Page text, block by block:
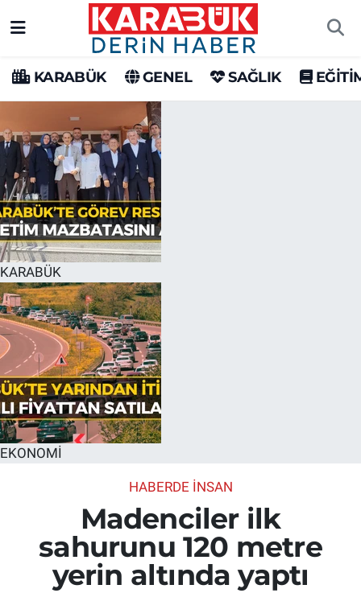
KARABÜK GENEL SAĞLIK
KARABÜK
EKONOMİ
HABERDE INSAN
Madenciler ilk
sahurunu 120 metre
yerin altında yaptı
Karabük Hava Durumu
Karabük Trafik Yoğunluk Haritası
Süper Lig Puan Durumu ve Fikstür
Tüm Manşetler
Son Dakika Haberleri
Haber Arşivi